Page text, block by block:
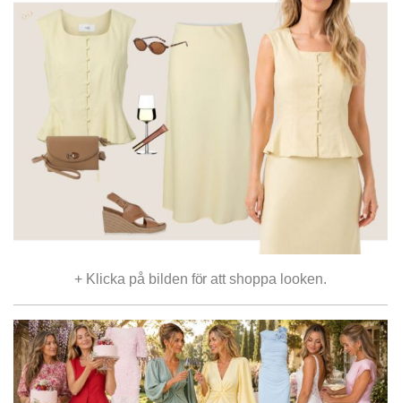
+ Klicka på bilden för att shoppa looken.